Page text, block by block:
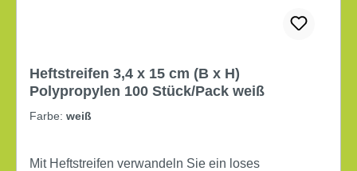
Heftstreifen 3,4 x 15 cm (B x H)
Polypropylen 100 Stück/Pack weiß
Farbe: weiß
Mit Heftstreifen verwandeln Sie ein loses